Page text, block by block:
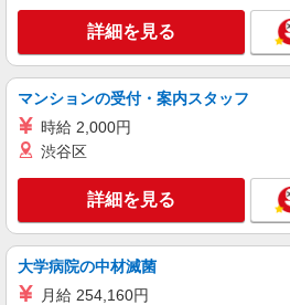
払い可能（規程有）
○。・゜+゜
スマホ携帯販売【
時給1500円〜 ※
5200〜11400円/月支
持ちの方はグレード
ーフセールスアドバ
入社祝い金10万円支給(規定有) お
と, インセンティブ支給(規定有)
払い可能（規程有）
○。・゜+゜
福岡県糟屋郡粕屋
紹介予定派遣
株式会社シエロ
携帯販売スタッフ
時給1500円〜 ※
詳細を見る
マンションの受付・案内スタッフ
時給 2,000円
渋谷区
詳細を見る
大学病院の中材滅菌
月給 254,160円